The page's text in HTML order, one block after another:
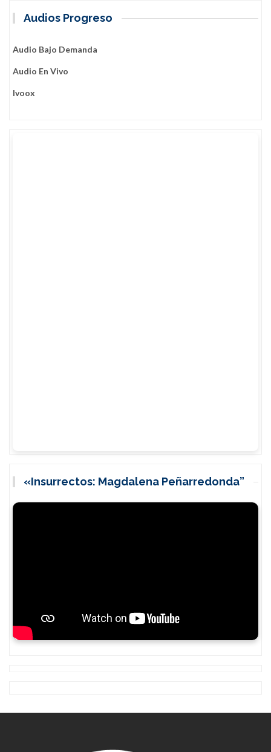
Audios Progreso
Audio Bajo Demanda
Audio En Vivo
Ivoox
«Insurrectos: Magdalena Peñarredonda”